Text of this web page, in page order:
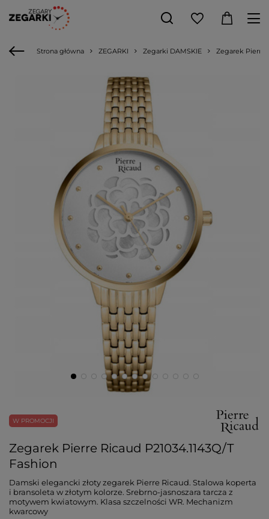
Strona główna ZEGARKI Zegarki DAMSKIE Zegarek Pierre
W PROMOCJI
Zegarek Pierre Ricaud P21034.1143Q/T
Fashion
Damski elegancki złoty zegarek Pierre Ricaud. Stalowa koperta
i bransoleta w złotym kolorze. Srebrno-jasnoszara tarcza z
motywem kwiatowym. Klasa szczelności WR. Mechanizm
kwarcowy